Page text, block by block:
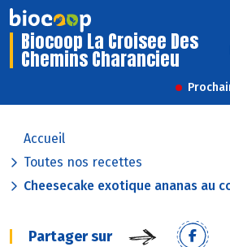
Biocoop La Croisee Des
Chemins Charancieu
Accueil
Toutes nos recettes
Cheesecake exotique ananas au
Partager sur